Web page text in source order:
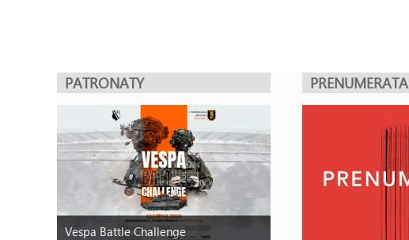
PATRONATY
Vespa Battle Challenge
PRENUMERATA